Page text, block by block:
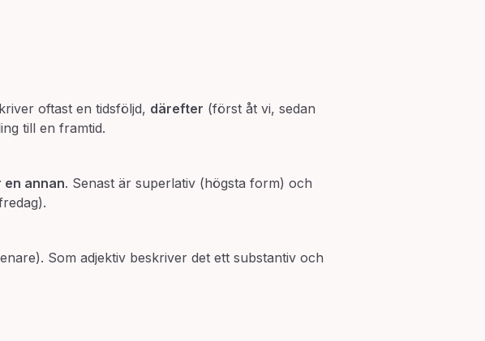
oftast en tidsföljd, därefter (först åt vi, sedan
till en framtid.
annan. Senast är superlativ (högsta form) och
Som adjektiv beskriver det ett substantiv och